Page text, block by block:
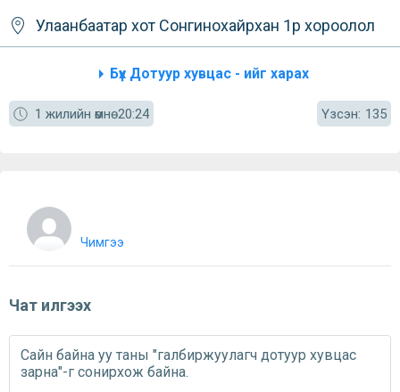
Улаанбаатар хот Сонгинохайрхан 1р хороолол
Бүх Дотуур хувцас - ийг харах
1 жилийн өмнө 20:24 Үзсэн: 135
Чимгээ
Чат илгээх